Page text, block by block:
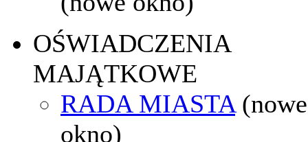
OŚWIADCZENIA
MAJĄTKOWE
RADA MIASTA (nowe
okno)